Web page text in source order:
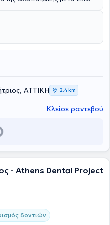
σε πλήθος
στην αισθητική και
εφαρμόζονται τα πιο
και για το λόγω αυτό
ΑΤΤΙΚΗ 2,4 km
Κλείσε ραντεβού
- Athens Dental Project
δοντιών